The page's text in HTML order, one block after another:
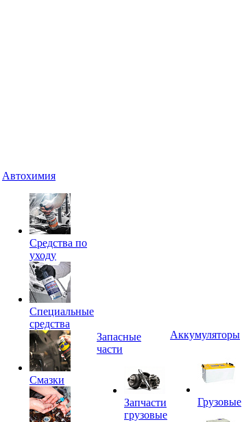
Автохимия
Средства по
уходу
Специальные
средства
Смазки
Запасные
части
Запчасти
грузовые
Аккумуляторы
Грузовые